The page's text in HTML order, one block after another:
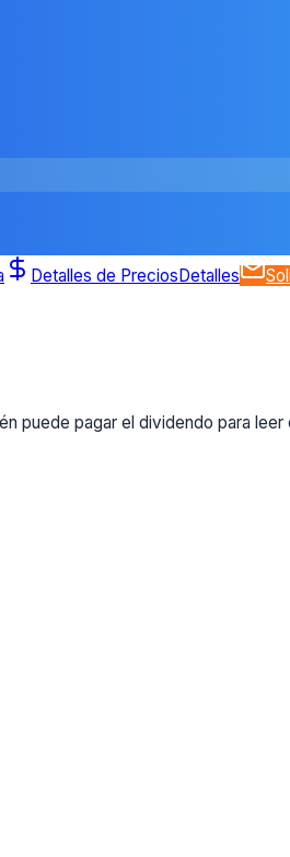
Detalles de PreciosDetalles
puede pagar el dividendo para